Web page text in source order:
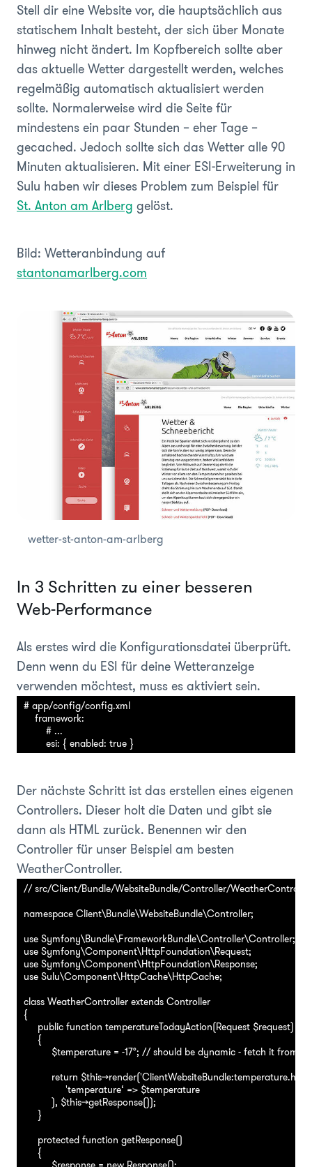
Stell dir eine Website vor, die hauptsächlich aus
statischem Inhalt besteht, der sich über Monate
hinweg nicht ändert. Im Kopfbereich sollte aber
das aktuelle Wetter dargestellt werden, welches
regelmäßig automatisch aktualisiert werden
sollte. Normalerweise wird die Seite für
mindestens ein paar Stunden – eher Tage –
gecached. Jedoch sollte sich das Wetter alle 90
Minuten aktualisieren. Mit einer ESI-Erweiterung in
Sulu haben wir dieses Problem zum Beispiel für
St. Anton am Arlberg gelöst.
Bild: Wetteranbindung auf
stantonamarlberg.com
wetter-st-anton-am-arlberg
In 3 Schritten zu einer besseren
Web-Performance
Als erstes wird die Konfigurationsdatei überprüft.
Denn wenn du ESI für deine Wetteranzeige
verwenden möchtest, muss es aktiviert sein.
# app/config/config.xml
    framework:
        # ...
Der nächste Schritt ist das erstellen eines eigenen
Controllers. Dieser holt die Daten und gibt sie
dann als HTML zurück. Benennen wir den
Controller für unser Beispiel am besten
WeatherController.
// src/Client/Bundle/WebsiteBundle/Controller/
namespace Client\Bundle\WebsiteBundle\Controller;
use Symfony\Bundle\FrameworkBundle\Controller\Controller;
use Symfony\Component\HttpFoundation\Request;
use Symfony\Component\HttpFoundation\Response;
use Sulu\Component\HttpCache\HttpCache;
class WeatherController extends Controller
{
     public function temperatureTodayAction(Request $request)
     {
$temperature = -17°; // should be dynamic - fetch it from
return $this-
               'temperature‘ => $temperature
          ), $this->getResponse());
     }
     protected function getResponse()
     {